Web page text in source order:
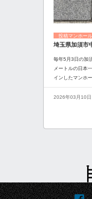
投稿マンホール
埼玉県加須
毎年5月3日の加
メートルの日本
インしたマンホー
2026年03月10日